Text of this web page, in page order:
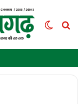
Switch